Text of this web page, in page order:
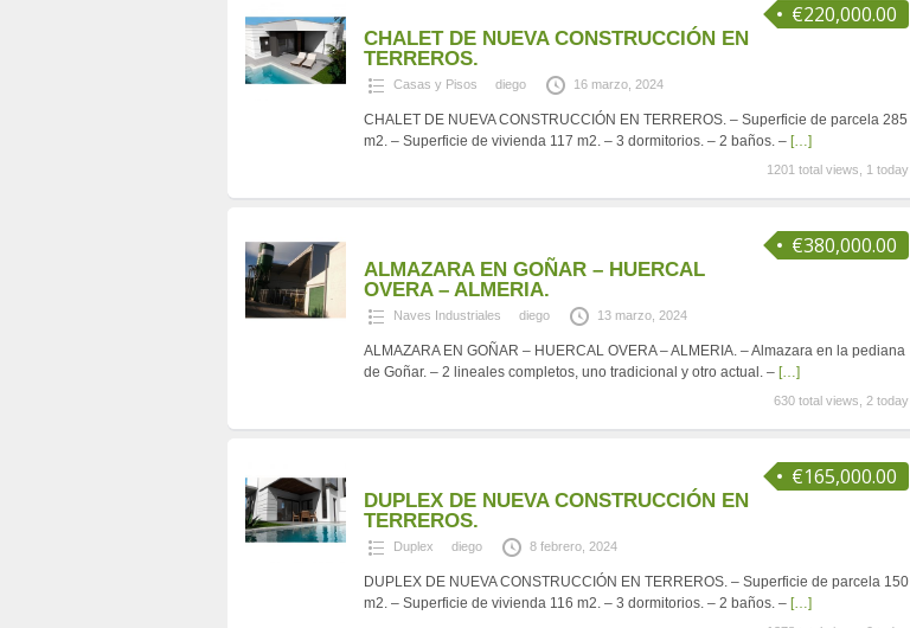
€220,000.00
CHALET DE NUEVA CONSTRUCCIÓN EN
TERREROS.
Casas y Pisos diego 16 marzo, 2024
CHALET DE NUEVA CONSTRUCCIÓN EN TERREROS. – Superficie de parcela 285
m2. – Superficie de vivienda 117 m2. – 3 dormitorios. – 2 baños. – […]
1201 total views, 1 today
€380,000.00
ALMAZARA EN GOÑAR – HUERCAL
OVERA – ALMERIA.
Naves Industriales diego 13 marzo, 2024
ALMAZARA EN GOÑAR – HUERCAL OVERA – ALMERIA. – Almazara en la pediana
de Goñar. – 2 lineales completos, uno tradicional y otro actual. – […]
630 total views, 2 today
€165,000.00
DUPLEX DE NUEVA CONSTRUCCIÓN EN
TERREROS.
Duplex diego 8 febrero, 2024
DUPLEX DE NUEVA CONSTRUCCIÓN EN TERREROS. – Superficie de parcela 150
m2. – Superficie de vivienda 116 m2. – 3 dormitorios. – 2 baños. – […]